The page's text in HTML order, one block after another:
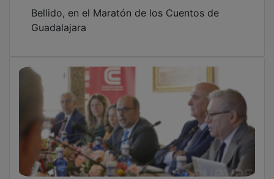
Guadalajara